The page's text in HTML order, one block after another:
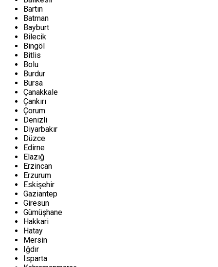
Bartın
Batman
Bayburt
Bilecik
Bingöl
Bitlis
Bolu
Burdur
Bursa
Çanakkale
Çankırı
Çorum
Denizli
Diyarbakır
Düzce
Edirne
Elazığ
Erzincan
Erzurum
Eskişehir
Gaziantep
Giresun
Gümüşhane
Hakkari
Hatay
Mersin
Iğdır
Isparta